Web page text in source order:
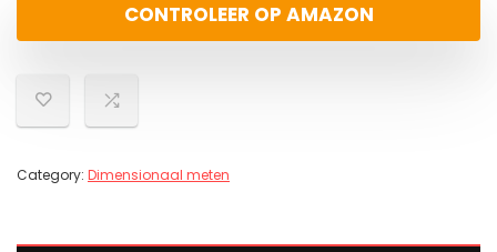
CONTROLEER OP AMAZON
Category: Dimensionaal meten